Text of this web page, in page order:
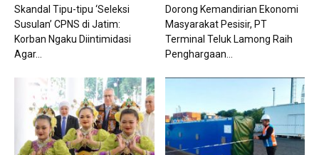
Skandal Tipu-tipu ‘Seleksi
Susulan’ CPNS di Jatim:
Korban Ngaku Diintimidasi
Agar...
Dorong Kemandirian Ekonomi
Masyarakat Pesisir, PT
Terminal Teluk Lamong Raih
Penghargaan...